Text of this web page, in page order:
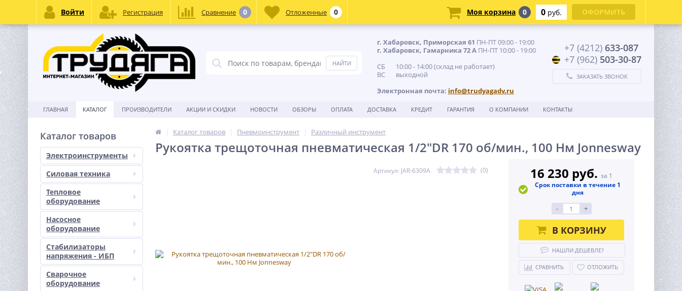
г. Хабаровск, Приморская 61 ПН-ПТ 09:00 - 19:00
г. Хабаровск, Гамарника 72 А ПН-ПТ 10:00 - 19:00
СБ 10:00 - 14:00 (склад не работает)
ВС выходной
Электронная почта: info@trudyagadv.ru
+7 (4212) 633-087
+7 (962) 503-30-87
ЗАКАЗАТЬ ЗВОНОК
ГЛАВНАЯ КАТАЛОГ ПРОИЗВОДИТЕЛИ АКЦИИ И СКИДКИ НОВОСТИ ОБЗОРЫ ОПЛАТА ДОСТАВКА КРЕДИТ ГАРАНТИЯ О КОМПАНИИ КОНТАКТЫ
Каталог товаров
Электроинструменты
Силовая техника
Тепловое
оборудование
Насосное
оборудование
Стабилизаторы
напряжения - ИБП
Сварочное
оборудование
Каталог товаров Пневмоинструмент Различный инструмент
Рукоятка трещоточная пневматическая 1/2"DR 170 об/мин., 100 Нм Jonnesway
Артикул: JAR-6309A (0) 16 230 руб. за 1
Срок поставки в течение 1
дня
- +
В КОРЗИНУ
НАШЛИ ДЕШЕВЛЕ?
СРАВНИТЬ ОТЛОЖИТЬ
Войти Регистрация Сравнение 0 Отложенные 0 Моя корзина 0 0 руб. ОФОРМИТЬ